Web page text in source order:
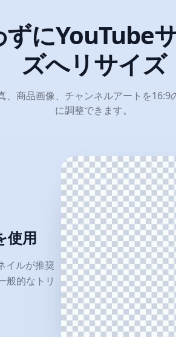
にYouTube
ズへリサイズ
、商品画像、チャンネルアートを
に調整できます。
使用
イルが推奨
般的なトリ